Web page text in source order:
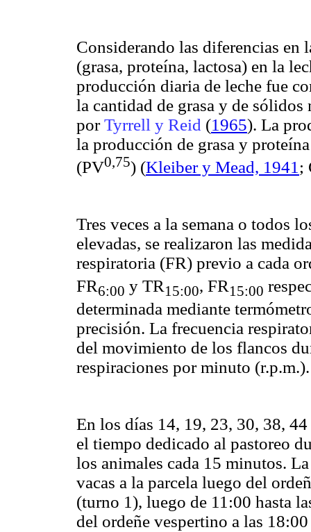
Considerando las diferencias en
(grasa, proteína, lactosa) en la
producción diaria de leche fue
la cantidad de grasa y de sólidos
porTyrrell y Reid (1965). La
la producción de grasa y
(PV0,75) (Kleibery Mead, 1941 ;
Tres veces a la semana o todos
elevadas, se realizaron las
respiratoria (FR) previo a cada
FR6:00 y TR15:00, FR15:00
determinada mediante
precisión. La frecuencia
del movimiento de los flancos
respiraciones por minuto (r.p.m.).
En los días 14, 19, 23, 30, 38,
el tiempo dedicado al pastoreo
los animales cada 15 minutos.
vacas a la parcela luego del
(turno 1), luego de 11:00 hasta
del ordeñe vespertino a las